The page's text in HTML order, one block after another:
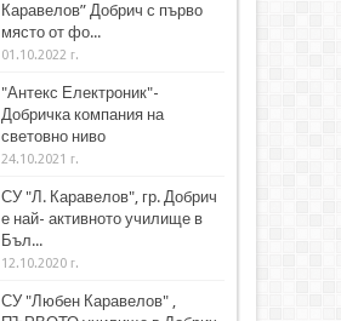
Каравелов” Добрич с първо
място от фо...
01.10.2022 г.
"Антекс Електроник"-
Добричка компания на
световно ниво
24.10.2021 г.
СУ "Л. Каравелов", гр. Добрич
е най- активното училище в
Бъл...
12.10.2020 г.
СУ "Любен Каравелов" ,